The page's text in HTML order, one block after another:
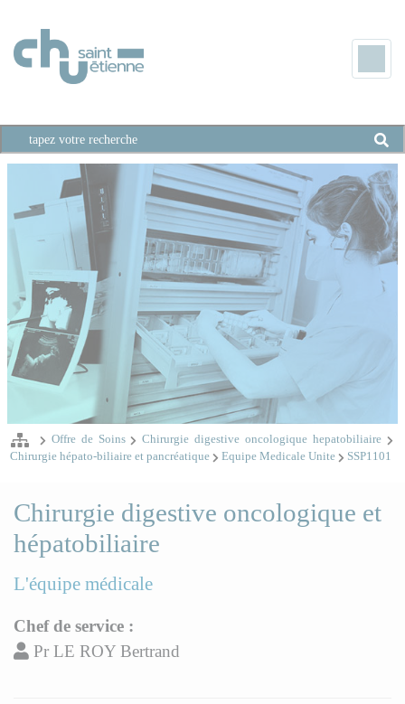
Offre de Soins
Chirurgie digestive oncologique hepatobiliaire
Chirurgie hépato-biliaire et pancréatique
Equipe Medicale Unite SSP1101
Chirurgie digestive oncologique et
hépatobiliaire
L'équipe médicale
Chef de service :
Pr LE ROY Bertrand